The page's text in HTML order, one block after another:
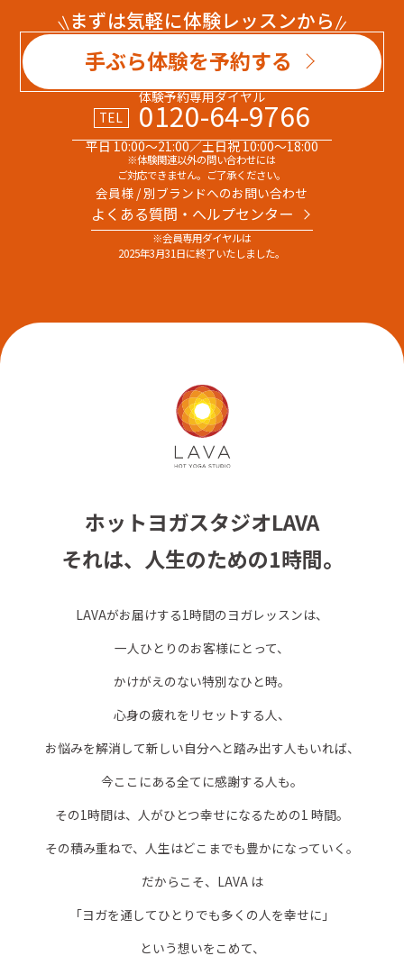
まずは気軽に体験レッスンから
手ぶら体験を予約する
体験予約専用ダイヤル
TEL
0120-64-9766
平日 10:00～21:00／土日祝 10:00～18:00
※体験関連以外の問い合わせには
ご対応できません。ご了承ください。
会員様 / 別ブランドへのお問い合わせ
よくある質問・へルプセンター
※会員専用ダイヤルは
2025年3月31日に終了いたしました。
ホットヨガスタジオLAVA
それは、人生のための1時間。
LAVAがお届けする1時間のヨガレッスンは、
一人ひとりのお客様にとって、
かけがえのない特別なひと時。
心身の疲れをリセットする人、
お悩みを解消して新しい自分へと踏み出す人もいれば、
今ここにある全てに感謝する人も。
その1時間は、人がひとつ幸せになるための1 時間。
その積み重ねで、人生はどこまでも豊かになっていく。
だからこそ、LAVA は
「ヨガを通してひとりでも多くの人を幸せに」
という想いをこめて、